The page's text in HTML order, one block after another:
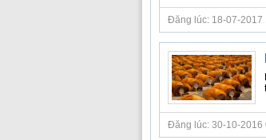
Đăng lúc: 18-07-2017
Đăng lúc: 30-10-2016